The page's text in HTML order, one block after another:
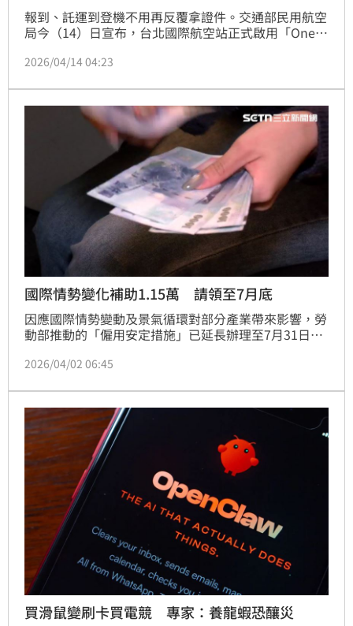
報到、託運到登機不用再反覆拿證件。交通部民用航空
局今（14）日宣布，台北國際航空站正式啟用「One
識一路通關至登機，大幅縮短排隊時間。
2026/04/14 04:23
國際情勢變化補助1.15萬 請領至7月底
因應國際情勢變動及景氣循環對部分產業帶來影響，勞
動部推動的「僱用安定措施」已延長辦理至7月31日，
展署北分署表示，已與地方政府勞工主管機關密切合
協助與諮詢服務，並加速審核撥款流程，讓企業安心留
才、勞工穩定生活。
2026/04/02 06:45
買滑鼠變刷卡買電競 專家：養龍蝦恐釀災